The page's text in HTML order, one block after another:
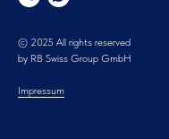
© 2025 All rights reserved
by RB Swiss Group GmbH
Impressum